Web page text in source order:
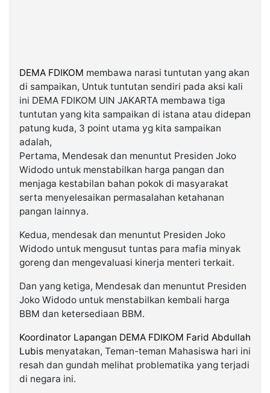
DEMA FDIKOM membawa narasi tuntutan yang akan
di sampaikan, Untuk tuntutan sendiri pada aksi kali
ini DEMA FDIKOM UIN JAKARTA membawa tiga
tuntutan yang kita sampaikan di istana atau didepan
patung kuda, 3 point utama yg kita sampaikan
adalah,
Pertama, Mendesak dan menuntut Presiden Joko
Widodo untuk menstabilkan harga pangan dan
menjaga kestabilan bahan pokok di masyarakat
serta menyelesaikan permasalahan ketahanan
pangan lainnya.
Kedua, mendesak dan menuntut Presiden Joko
Widodo untuk mengusut tuntas para mafia minyak
goreng dan mengevaluasi kinerja menteri terkait.
Dan yang ketiga, Mendesak dan menuntut Presiden
Joko Widodo untuk menstabilkan kembali harga
BBM dan ketersediaan BBM.
Koordinator Lapangan DEMA FDIKOM Farid Abdullah
Lubis menyatakan, Teman-teman Mahasiswa hari ini
resah dan gundah melihat problematika yang terjadi
di negara ini.